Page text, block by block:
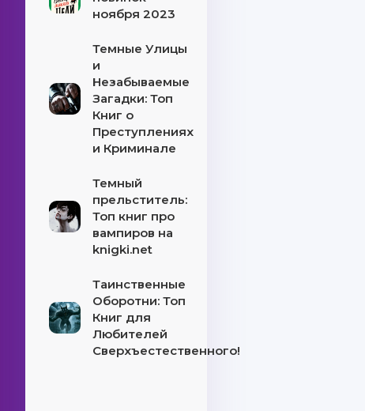
ноября 2023
Темные Улицы
и
Незабываемые
Загадки: Топ
Книг о
Преступлениях
и Криминале
Темный
прельститель:
Топ книг про
вампиров на
knigki.net
Таинственные
Оборотни: Топ
Книг для
Любителей
Сверхъестественного!